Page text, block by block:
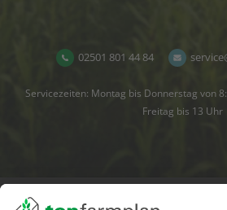
02501 801 44 84
Servicezeiten: Montag bis Donnerstag von
Freitag bis 13 Uhr